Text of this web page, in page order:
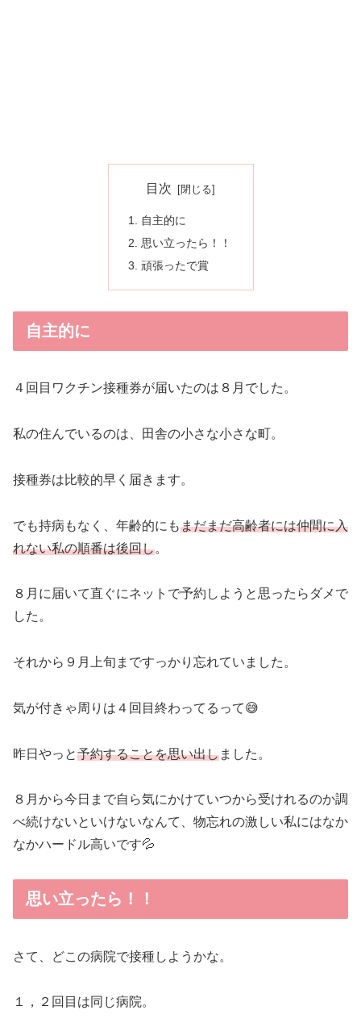
目次
自主的に
思い立ったら！！
頑張ったで賞
自主的に
４回目ワクチン接種券が届いたのは８月でした。
私の住んでいるのは、田舎の小さな小さな町。
接種券は比較的早く届きます。
でも持病もなく、年齢的にもまだまだ高齢者には仲間に入
れない私の順番は後回し。
８月に届いて直ぐにネットで予約しようと思ったらダメで
した。
それから９月上旬まですっかり忘れていました。
気が付きゃ周りは４回目終わってるって😅
昨日やっと予約することを思い出しました。
８月から今日まで自ら気にかけていつから受けれるのか調
べ続けないといけないなんて、物忘れの激しい私にはなか
なかハードル高いです💦
思い立ったら！！
さて、どこの病院で接種しようかな。
１，２回目は同じ病院。